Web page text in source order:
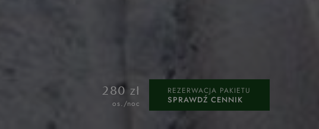
280 zł
os./noc
REZERWACJA PAKIETU
SPRAWDŹ CENNIK